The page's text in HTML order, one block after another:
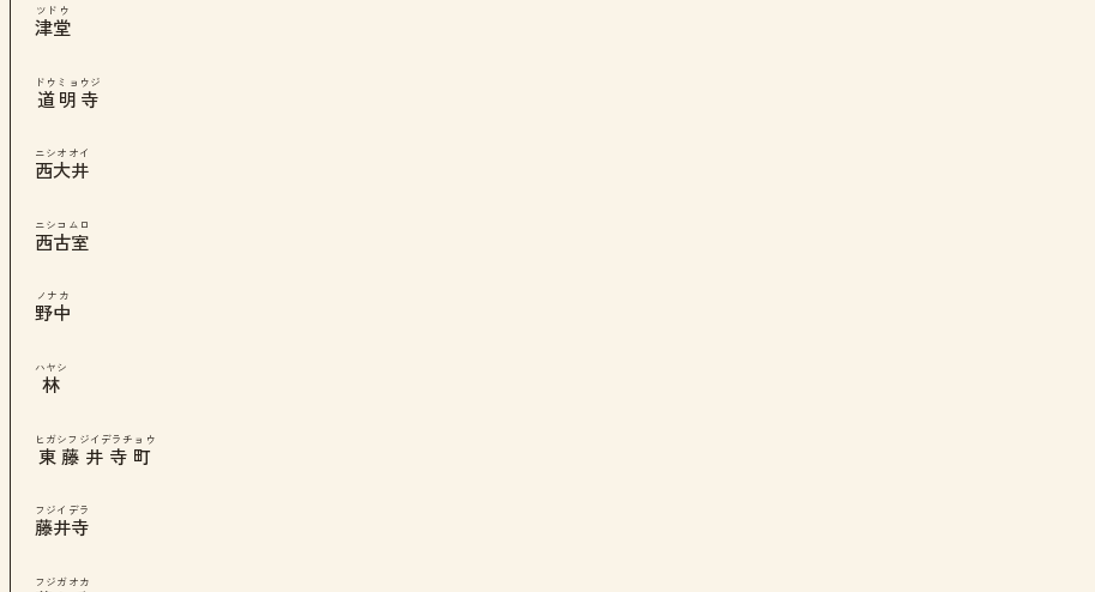
津堂
ツドウ
道明寺
ドウミョウジ
西大井
ニシオオイ
西古室
ニシコムロ
野中
ノナカ
林
ハヤシ
東藤井寺町
ヒガシフジイデラチョウ
藤井寺
フジイデラ
フジガオカ